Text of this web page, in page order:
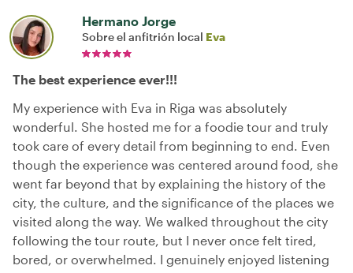
Hermano Jorge
Sobre el anfitrión local Eva
The best experience ever!!!
My experience with Eva in Riga was absolutely
wonderful. She hosted me for a foodie tour and truly
took care of every detail from beginning to end. Even
though the experience was centered around food, she
went far beyond that by explaining the history of the
city, the culture, and the significance of the places we
visited along the way. We walked throughout the city
following the tour route, but I never once felt tired,
bored, or overwhelmed. I genuinely enjoyed listening